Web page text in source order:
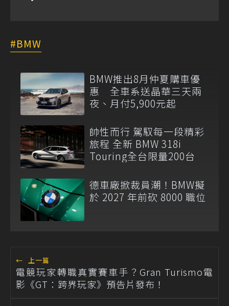
BMW
BMW推出8月仲夏購車優
惠 全車系送晶華三天兩
夜、月付5,900元起
帥性而行 駕馭每一段精彩
旅程 全新 BMW 318i
Touring全台限量200台
德車廠掀裁員潮！BMW擬
於 2027 年前砍 8000 職位
← 上一篇
電競玩家轉職真實賽車手？Gran Turismo電
影《GT：跨界玩家》預告片發布！